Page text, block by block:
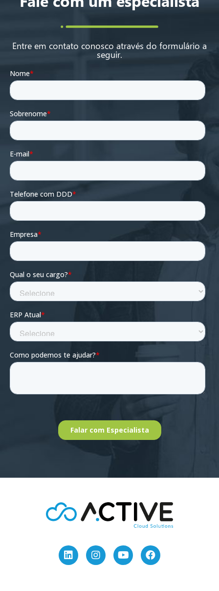
Entre em contato conosco através do formulário a
seguir.